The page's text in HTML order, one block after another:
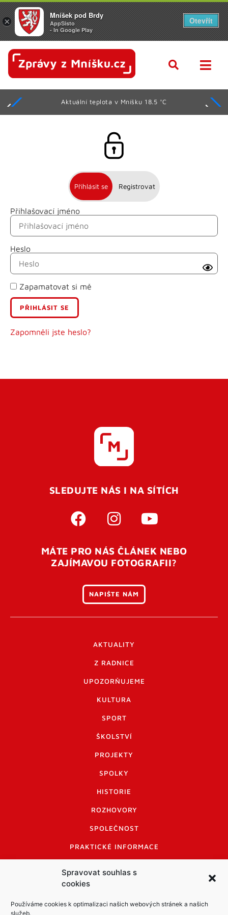
Spravovat souhlas s
cookies
Používáme cookies k optimalizaci našich webových stránek a našich
služeb.
Aktuální teplota v Mníšku 18.5 °C
Přihlásit se Registrovat
Přihlašovací jméno
Heslo
Zapamatovat si mě
Zapomněli jste heslo?
Jméno
Příjmení
E-mail
Uživatelské jméno
Pro úspěšné dokončení registrace je potřeba
vaší e-mailovouadresu. Po úspěšném odeslání
otevření tohoto odkazu se váš účet ověří a můžete se
přihlásit. Nezapomeňte zkontrolovat složku SPAM ve
SLEDUJTE NÁS I NA SÍTÍCH
MÁTE PRO NÁS ČLÁNEK NEBO
ZAJÍMAVOU FOTOGRAFII?
NAPIŠTE NÁM
AKTUALITY
Z RADNICE
UPOZORŇUJEME
KULTURA
SPORT
ŠKOLSTVÍ
PROJEKTY
SPOLKY
HISTORIE
ROZHOVORY
SPOLEČNOST
PRAKTICKÉ INFORMACE
INFORMACE A KODEX DISKUTUJÍCÍCH
LOGO A LOGO MANUÁL
×
Mníšek pod Brdy
AppSisto
- In Google Play
Otevřít